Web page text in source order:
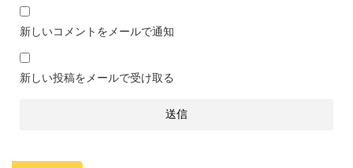
新しいコメントをメールで通知
新しい投稿をメールで受け取る